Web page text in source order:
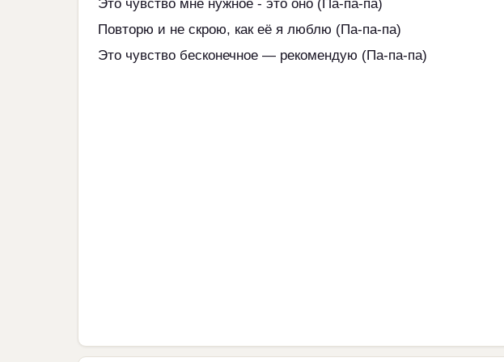
Это чувство мне нужное - это оно (Па-па-па)
Повторю и не скрою, как её я люблю (Па-па-па)
Это чувство бесконечное — рекомендую (Па-па-па)